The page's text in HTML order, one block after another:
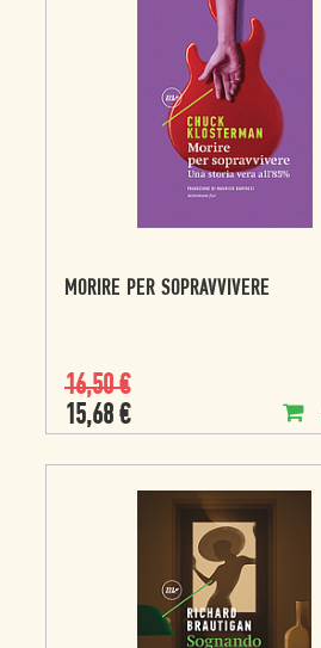
MORIRE PER SOPRAVVIVERE
16,50€
15,68 €